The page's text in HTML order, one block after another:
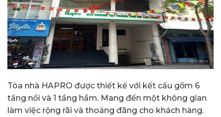
Tòa nhà HAPRO được thiết kế với kết cấu gồm 6
tầng nổi và 1 tầng hầm. Mang đến một không gian
làm việc rộng rãi và thoáng đãng cho khách hàng.